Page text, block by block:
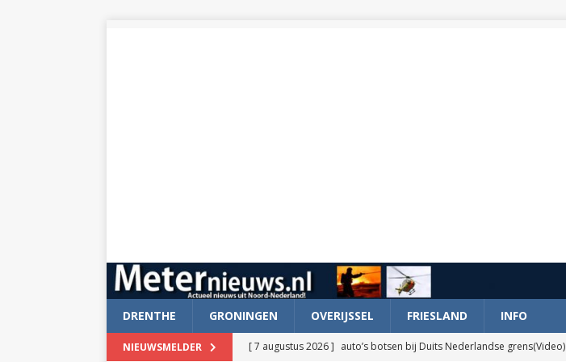
DRENTHE GRONINGEN OVERIJSSEL FRIESLAND INFO
NIEUWSMELDER [ 7 augustus 2026 ] auto’s botsen bij Duits Nederlandse grens(Video)